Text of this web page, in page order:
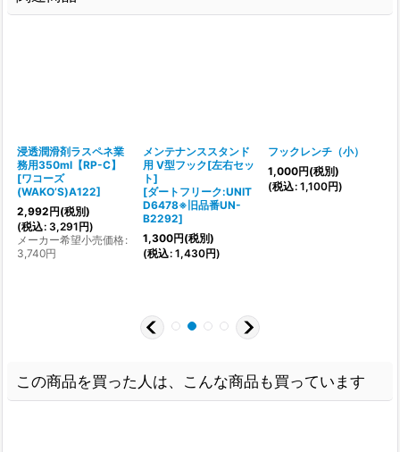
浸透潤滑剤ラスペネ業
務用350ml【RP-C】
[ワコーズ
(WAKO’S)A122]
2,992円(税別)
(税込: 3,291円)
メーカー希望小売価格:
3,740円
メンテナンススタンド
用 V型フック[左右セッ
ト]
[ダートフリーク:UNIT
D6478※旧品番UN-
B2292]
1,300円(税別)
(税込: 1,430円)
フックレンチ（小）
1,000円(税別)
(税込: 1,100円)
この商品を買った人は、こんな商品も買っています